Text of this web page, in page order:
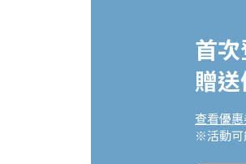
首
贈
查看優
※活動可